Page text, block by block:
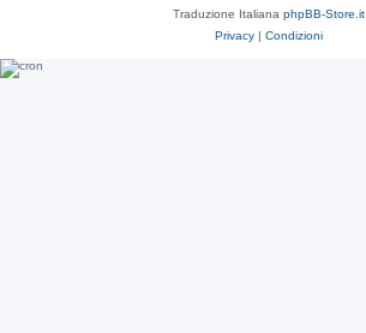
Traduzione Italiana phpBB-Store.it
Privacy | Condizioni